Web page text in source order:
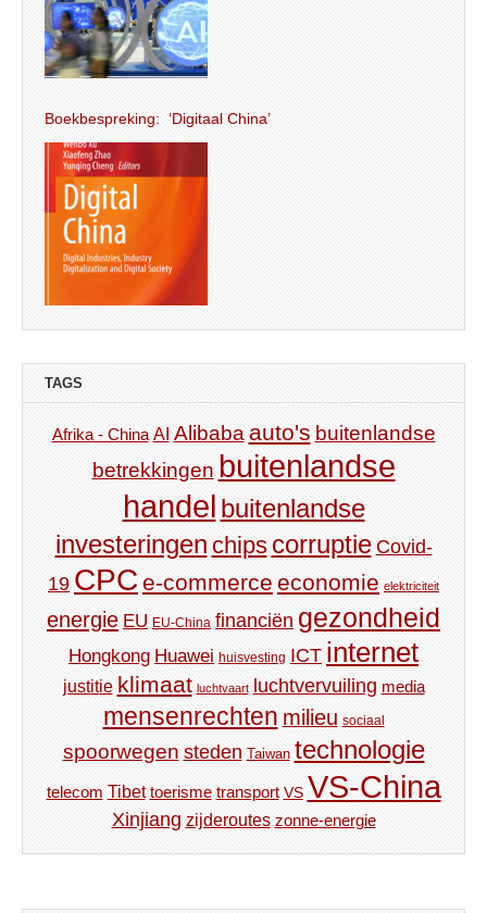
Boekbespreking: ‘Digitaal China’
TAGS
Afrika - China AI Alibaba auto's buitenlandse
betrekkingen buitenlandse
handel buitenlandse
investeringen chips corruptie Covid-
19 CPC e-commerce economie elektriciteit
energie EU EU-China financiën gezondheid
Hongkong Huawei huisvesting ICT internet
justitie klimaat luchtvaart luchtvervuiling media
mensenrechten milieu sociaal
spoorwegen steden Taiwan technologie
telecom Tibet toerisme transport VS VS-China
Xinjiang zijderoutes zonne-energie